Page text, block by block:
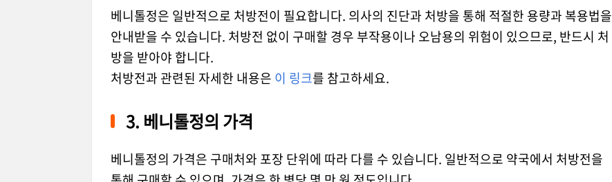
베니톨정은 일반적으로 처방전이 필요합니다. 의사의 진단과 처방을 통해 적절한 용량과 복용법을
안내받을 수 있습니다. 처방전 없이 구매할 경우 부작용이나 오남용의 위험이 있으므로, 반드시 처
방을 받아야 합니다.
처방전과 관련된 자세한 내용은 이 링크를 참고하세요.
3. 베니톨정의 가격
베니톨정의 가격은 구매처와 포장 단위에 따라 다를 수 있습니다. 일반적으로 약국에서 처방전을